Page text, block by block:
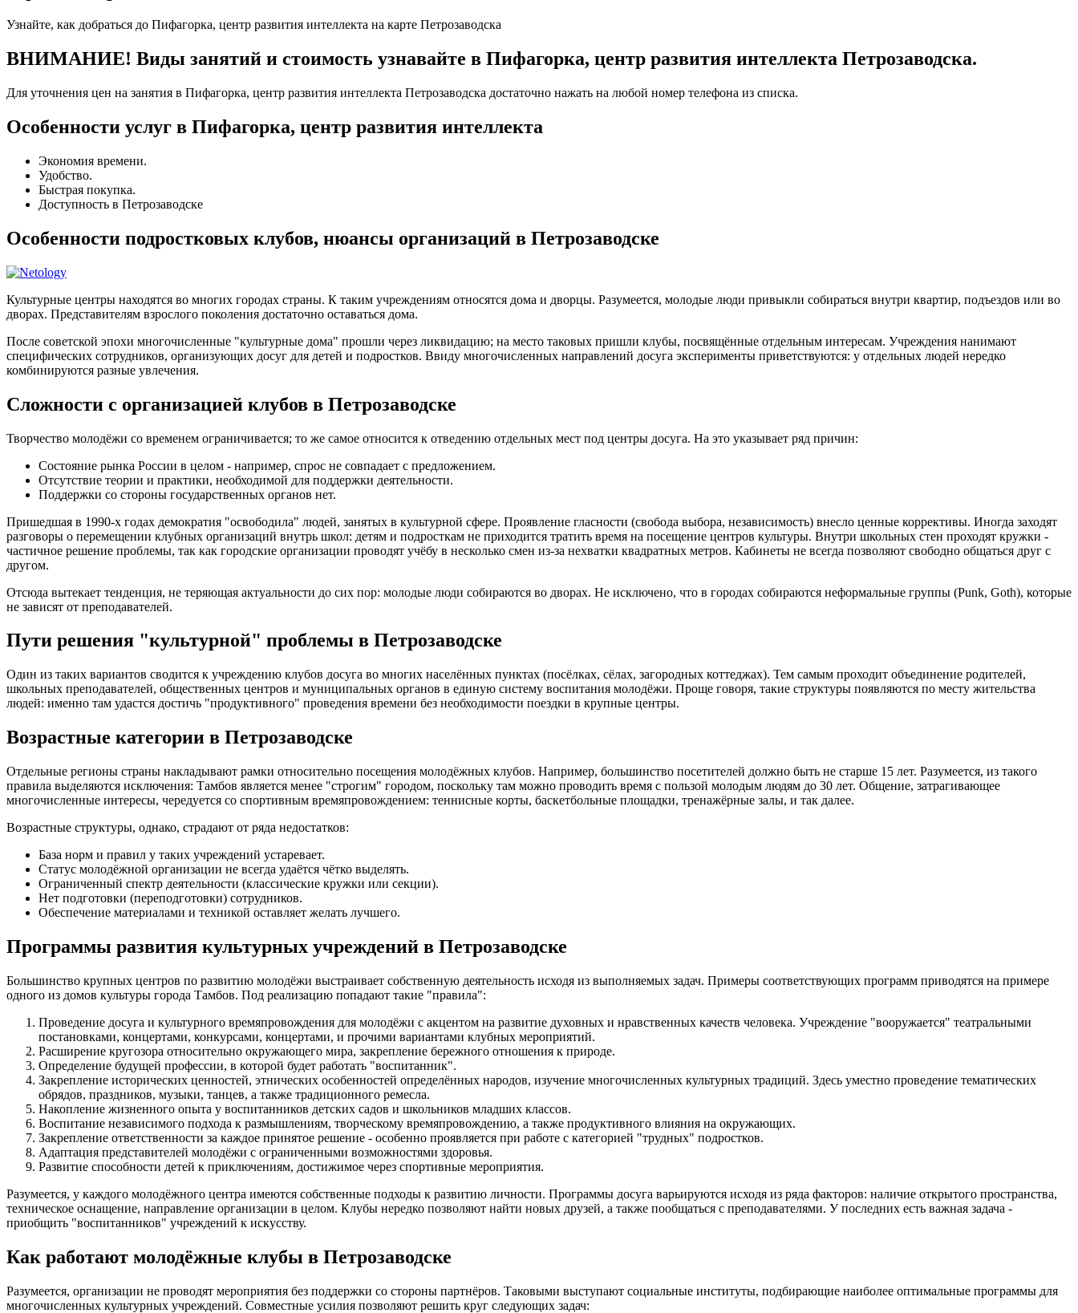
Узнайте, как добраться до Пифагорка, центр развития интеллекта на карте Петрозаводска
ВНИМАНИЕ! Виды занятий и стоимость узнавайте в Пифагорка, центр развития интеллекта Петрозаводска.
Для уточнения цен на занятия в Пифагорка, центр развития интеллекта Петрозаводска достаточно нажать на любой номер телефона из списка.
Особенности услуг в Пифагорка, центр развития интеллекта
Экономия времени.
Удобство.
Быстрая покупка.
Доступность в Петрозаводске
Особенности подростковых клубов, нюансы организаций в Петрозаводске
Культурные центры находятся во многих городах страны. К таким учреждениям относятся дома и дворцы. Разумеется, молодые люди привыкли собираться внутри квартир, подъездов или во
дворах. Представителям взрослого поколения достаточно оставаться дома.
После советской эпохи многочисленные "культурные дома" прошли через ликвидацию; на место таковых пришли клубы, посвящённые отдельным интересам. Учреждения нанимают
специфических сотрудников, организующих досуг для детей и подростков. Ввиду многочисленных направлений досуга эксперименты приветствуются: у отдельных людей нередко
комбинируются разные увлечения.
Сложности с организацией клубов в Петрозаводске
Творчество молодёжи со временем ограничивается; то же самое относится к отведению отдельных мест под центры досуга. На это указывает ряд причин:
Состояние рынка России в целом - например, спрос не совпадает с предложением.
Отсутствие теории и практики, необходимой для поддержки деятельности.
Поддержки со стороны государственных органов нет.
Пришедшая в 1990-х годах демократия "освободила" людей, занятых в культурной сфере. Проявление гласности (свобода выбора, независимость) внесло ценные коррективы. Иногда заходят
разговоры о перемещении клубных организаций внутрь школ: детям и подросткам не приходится тратить время на посещение центров культуры. Внутри школьных стен проходят кружки -
частичное решение проблемы, так как городские организации проводят учёбу в несколько смен из-за нехватки квадратных метров. Кабинеты не всегда позволяют свободно общаться друг с
другом.
Отсюда вытекает тенденция, не теряющая актуальности до сих пор: молодые люди собираются во дворах. Не исключено, что в городах собираются неформальные группы (Punk, Goth), которые
не зависят от преподавателей.
Пути решения "культурной" проблемы в Петрозаводске
Один из таких вариантов сводится к учреждению клубов досуга во многих населённых пунктах (посёлках, сёлах, загородных коттеджах). Тем самым проходит объединение родителей,
школьных преподавателей, общественных центров и муниципальных органов в единую систему воспитания молодёжи. Проще говоря, такие структуры появляются по месту жительства
людей: именно там удастся достичь "продуктивного" проведения времени без необходимости поездки в крупные центры.
Возрастные категории в Петрозаводске
Отдельные регионы страны накладывают рамки относительно посещения молодёжных клубов. Например, большинство посетителей должно быть не старше 15 лет. Разумеется, из такого
правила выделяются исключения: Тамбов является менее "строгим" городом, поскольку там можно проводить время с пользой молодым людям до 30 лет. Общение, затрагивающее
многочисленные интересы, чередуется со спортивным времяпровождением: теннисные корты, баскетбольные площадки, тренажёрные залы, и так далее.
Возрастные структуры, однако, страдают от ряда недостатков:
База норм и правил у таких учреждений устаревает.
Статус молодёжной организации не всегда удаётся чётко выделять.
Ограниченный спектр деятельности (классические кружки или секции).
Нет подготовки (переподготовки) сотрудников.
Обеспечение материалами и техникой оставляет желать лучшего.
Программы развития культурных учреждений в Петрозаводске
Большинство крупных центров по развитию молодёжи выстраивает собственную деятельность исходя из выполняемых задач. Примеры соответствующих программ приводятся на примере
одного из домов культуры города Тамбов. Под реализацию попадают такие "правила":
Проведение досуга и культурного времяпровождения для молодёжи с акцентом на развитие духовных и нравственных качеств человека. Учреждение "вооружается" театральными
постановками, концертами, конкурсами, концертами, и прочими вариантами клубных мероприятий.
Расширение кругозора относительно окружающего мира, закрепление бережного отношения к природе.
Определение будущей профессии, в которой будет работать "воспитанник".
Закрепление исторических ценностей, этнических особенностей определённых народов, изучение многочисленных культурных традиций. Здесь уместно проведение тематических
обрядов, праздников, музыки, танцев, а также традиционного ремесла.
Накопление жизненного опыта у воспитанников детских садов и школьников младших классов.
Воспитание независимого подхода к размышлениям, творческому времяпровождению, а также продуктивного влияния на окружающих.
Закрепление ответственности за каждое принятое решение - особенно проявляется при работе с категорией "трудных" подростков.
Адаптация представителей молодёжи с ограниченными возможностями здоровья.
Развитие способности детей к приключениям, достижимое через спортивные мероприятия.
Разумеется, у каждого молодёжного центра имеются собственные подходы к развитию личности. Программы досуга варьируются исходя из ряда факторов: наличие открытого пространства,
техническое оснащение, направление организации в целом. Клубы нередко позволяют найти новых друзей, а также пообщаться с преподавателями. У последних есть важная задача -
приобщить "воспитанников" учреждений к искусству.
Как работают молодёжные клубы в Петрозаводске
Разумеется, организации не проводят мероприятия без поддержки со стороны партнёров. Таковыми выступают социальные институты, подбирающие наиболее оптимальные программы для
многочисленных культурных учреждений. Совместные усилия позволяют решить круг следующих задач: